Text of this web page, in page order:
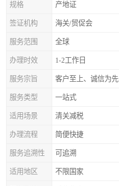
规格 产地证
签证机构 海关/贸促会
服务范围 全球
办理时效 1-2工作日
服务宗旨 客户至上、诚信为先
服务类型 一站式
适用场景 清关减税
办理流程 简便快捷
服务追溯性 可追溯
适用地区 不限国家